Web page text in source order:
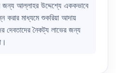
আল্লাহর উদ্দেশ্যে এককভাবে
করার মাধ্যমে শুকরিয়া আদায়
দেবতাদের নৈকট্য লাভের জন্য